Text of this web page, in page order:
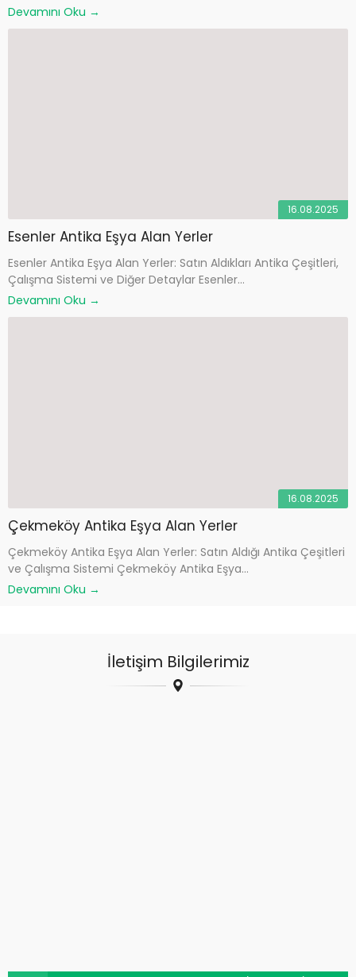
Devamını Oku →
16.08.2025
Esenler Antika Eşya Alan Yerler
Esenler Antika Eşya Alan Yerler: Satın Aldıkları Antika Çeşitleri,
Çalışma Sistemi ve Diğer Detaylar Esenler...
Devamını Oku →
16.08.2025
Çekmeköy Antika Eşya Alan Yerler
Çekmeköy Antika Eşya Alan Yerler: Satın Aldığı Antika Çeşitleri
ve Çalışma Sistemi Çekmeköy Antika Eşya...
Devamını Oku →
İletişim Bilgilerimiz